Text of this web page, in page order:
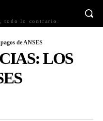
todo lo contrario.
de ANSES
LOS